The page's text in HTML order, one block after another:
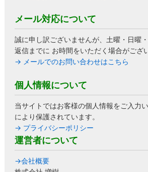
メール対応について
誠に申し訳ございませんが、土曜・日曜
返信までに お時間をいただく場合がござ
→ メールでのお問い合わせはこちら
個人情報について
当サイトではお客様の個人情報をご入力
により保護されています。
→ プライバシーポリシー
運営者について
→会社概要